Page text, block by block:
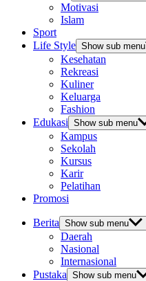
Motivasi
Islam
Sport
Life Style Show sub menu
Kesehatan
Rekreasi
Kuliner
Keluarga
Fashion
Edukasi Show sub menu
Kampus
Sekolah
Kursus
Karir
Pelatihan
Promosi
Berita Show sub menu
Daerah
Nasional
Internasional
Pustaka Show sub menu